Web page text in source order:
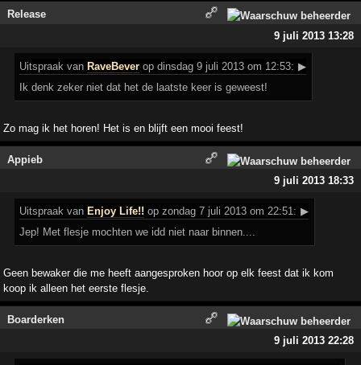
Release
9 juli 2013 13:28
Uitspraak van RaveBever op dinsdag 9 juli 2013 om 12:53: ▶
Ik denk zeker niet dat het de laatste keer is geweest!
Zo mag ik het horen! Het is en blijft een mooi feest!
Appieb
9 juli 2013 18:33
Uitspraak van Enjoy Life!! op zondag 7 juli 2013 om 22:51: ▶
Jep! Met flesje mochten we idd niet naar binnen....
Geen bewaker die me heeft aangesproken hoor op elk feest dat ik kom
koop ik alleen het eerste flesje.
Boarderken
9 juli 2013 22:28